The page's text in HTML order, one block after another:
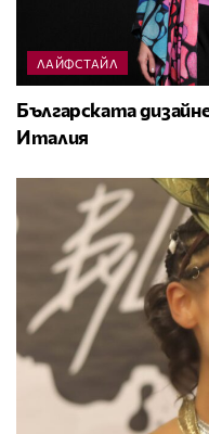
ЛАЙФСТАЙЛ
Българската
Италия